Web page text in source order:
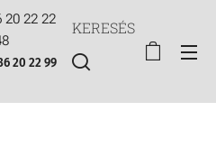
20 22 22
20 22 99
KERESÉS